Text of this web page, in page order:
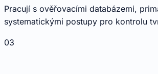
Pracují s ověřovacími databázemi,
systematickými postupy pro kontrolu
03